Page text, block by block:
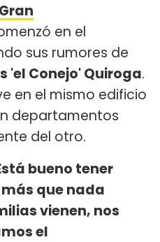
Gran
en el
sus rumores de
'el Conejo' Quiroga.
en el mismo edificio
departamentos
del otro.
bueno tener
que nada
vienen, nos
el